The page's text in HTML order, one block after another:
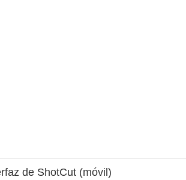
de ShotCut (móvil)